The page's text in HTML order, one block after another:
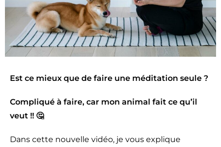
Est ce mieux que de faire une méditation seule ?
Compliqué à faire, car mon animal fait ce qu’il
veut !! 🤔
Dans cette nouvelle vidéo, je vous explique